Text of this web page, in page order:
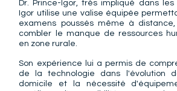
Dr. Prince-Igor, très impliqué dans les
Igor utilise une valise équipée
examens poussés même à
combler le manque de ressources
en zone rurale.
Son expérience lui a permis de
de la technologie dans l'évolution
domicile et la nécessité